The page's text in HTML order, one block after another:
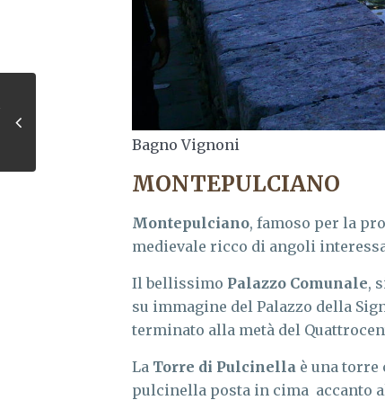
Bagno Vignoni
MONTEPULCIANO
Montepulciano, famoso per la
medievale ricco di angoli
Il bellissimo Palazzo Comunale,
su immagine del Palazzo della
terminato alla metà del
La Torre di Pulcinella è una torre
pulcinella posta in cima accanto